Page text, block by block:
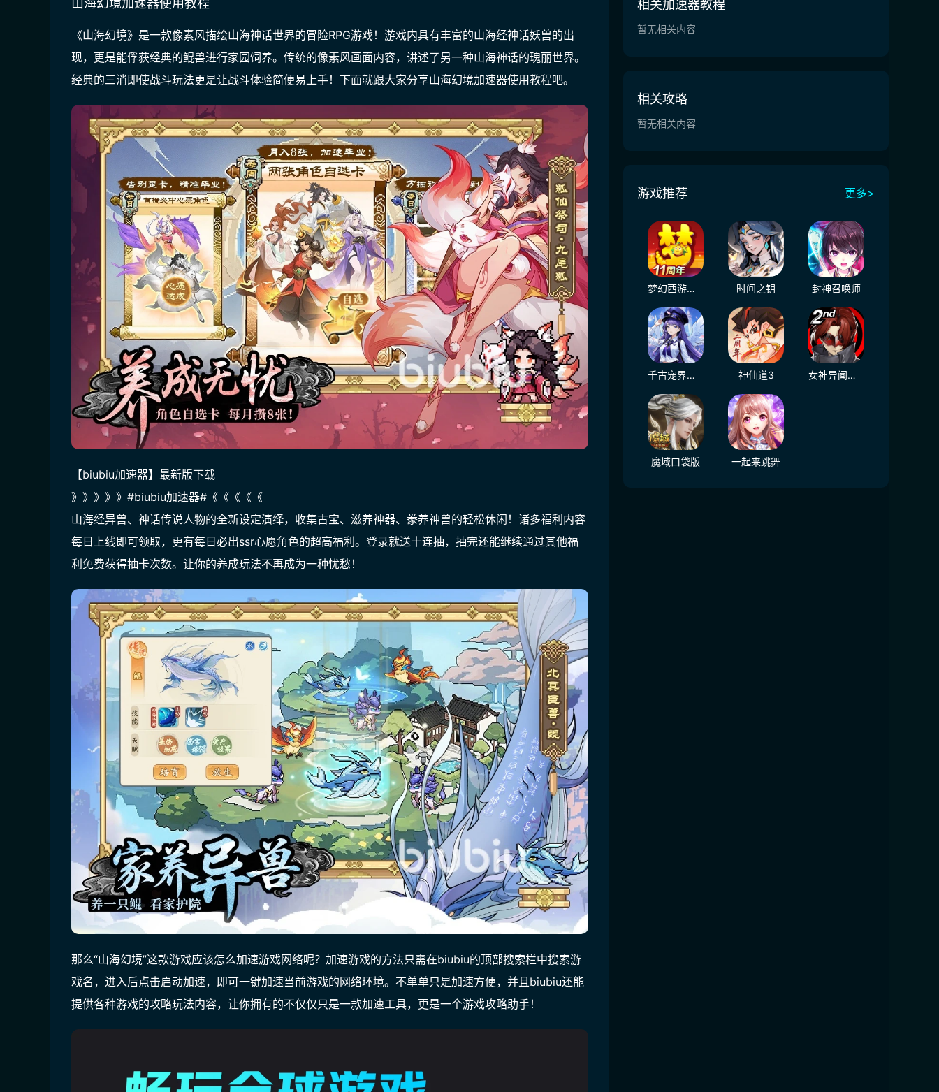
山海幻境加速器使用教程
《山海幻境》是一款像素风描绘山海神话世界的冒险RPG游戏！游戏内具有丰富的山海经神话妖兽的出
现，更是能俘获经典的鲲兽进行家园饲养。传统的像素风画面内容，讲述了另一种山海神话的瑰丽世界。
经典的三消即使战斗玩法更是让战斗体验简便易上手！下面就跟大家分享山海幻境加速器使用教程吧。
【biubiu加速器】最新版下载
》》》》》#biubiu加速器#《《《《《
山海经异兽、神话传说人物的全新设定演绎，收集古宝、滋养神器、豢养神兽的轻松休闲！诸多福利内容
每日上线即可领取，更有每日必出ssr心愿角色的超高福利。登录就送十连抽，抽完还能继续通过其他福
利免费获得抽卡次数。让你的养成玩法不再成为一种忧愁！
那么“山海幻境”这款游戏应该怎么加速游戏网络呢？加速游戏的方法只需在biubiu的顶部搜索栏中搜索游
戏名，进入后点击启动加速，即可一键加速当前游戏的网络环境。不单单只是加速方便，并且biubiu还能
提供各种游戏的攻略玩法内容，让你拥有的不仅仅只是一款加速工具，更是一个游戏攻略助手！
相关加速器教程
暂无相关内容
相关攻略
暂无相关内容
游戏推荐 更多>
梦幻西游（大陆服） 时间之钥 封神召唤师
千古宠界游戏软件V1.0 神仙道3 女神异闻录：夜幕魅影
魔域口袋版 一起来跳舞